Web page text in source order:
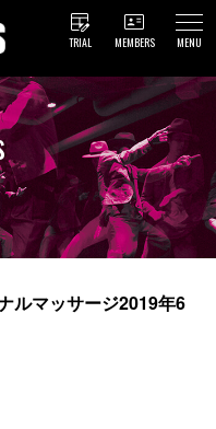
TRIAL MEMBERS MENU
ルマッサージ2019年6